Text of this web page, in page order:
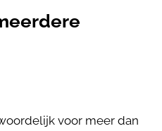
voor meer dan